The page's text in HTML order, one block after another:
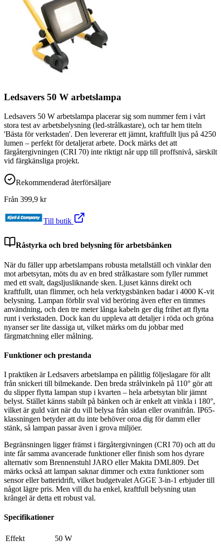
Ledsavers 50 W arbetslampa
Ledsavers 50 W arbetslampa placerar sig som nummer fem i vårt
stora test av arbetsbelysning (led-strålkastare), och tar hem titeln
'Bästa för verkstaden'. Den levererar ett jämnt, kraftfullt ljus på 4250
lumen – perfekt för detaljerat arbete. Dock märks det att
färgåtergivningen (CRI 70) inte riktigt når upp till proffsnivå, särskilt
vid färgkänsliga projekt.
Rekommenderad återförsäljare
Från 399,9 kr
Till butik
Råstyrka och bred belysning för arbetsbänken
När du fäller upp arbetslampans robusta metallställ och vinklar den
mot arbetsytan, möts du av en bred strålkastare som fyller rummet
med ett svalt, dagsljusliknande sken. Ljuset känns direkt och
kraftfullt, utan flimmer, och hela verktygsbänken badar i 4000 K-vit
belysning. Lampan förblir sval vid beröring även efter en timmes
användning, och den tre meter långa kabeln ger dig frihet att flytta
runt i verkstaden. Dock kan du uppleva att detaljer i röda och gröna
nyanser ser lite dassiga ut, vilket märks om du jobbar med
färgmatchning eller målning.
Funktioner och prestanda
I praktiken är Ledsavers arbetslampa en pålitlig följeslagare för allt
från snickeri till bilmekande. Den breda strålvinkeln på 110° gör att
du slipper flytta lampan stup i kvarten – hela arbetsytan blir jämnt
belyst. Stället känns stabilt på bänken och är enkelt att vinkla i 180°,
vilket är guld värt när du vill belysa från sidan eller ovanifrån. IP65-
klassningen betyder att du inte behöver oroa dig för damm eller
stänk, så lampan passar även i grova miljöer.
Begränsningen ligger främst i färgåtergivningen (CRI 70) och att du
inte får samma avancerade funktioner eller finish som hos dyrare
alternativ som Brennenstuhl JARO eller Makita DML809. Det
märks också att lampan saknar dimmer och extra funktioner som
sensor eller batteridrift, vilket budgetvalet AGGE 3-in-1 erbjuder till
något lägre pris. Men vill du ha enkel, kraftfull belysning utan
krångel är detta ett robust val.
Specifikationer
Effekt
50 W